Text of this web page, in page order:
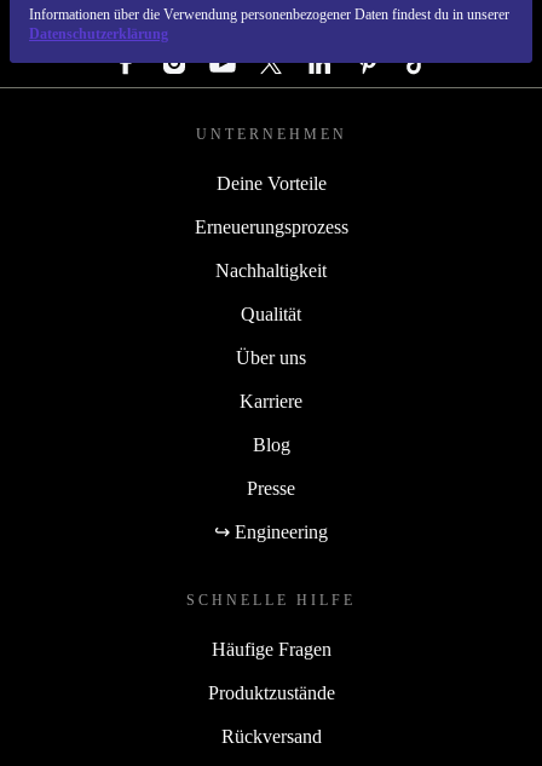
Informationen über die Verwendung personenbezogener Daten findest du in unserer
Datenschutzerklärung
FOLGE UNS
UNTERNEHMEN
Deine Vorteile
Erneuerungsprozess
Nachhaltigkeit
Qualität
Über uns
Karriere
Blog
Presse
↪ Engineering
SCHNELLE HILFE
Häufige Fragen
Produktzustände
Rückversand